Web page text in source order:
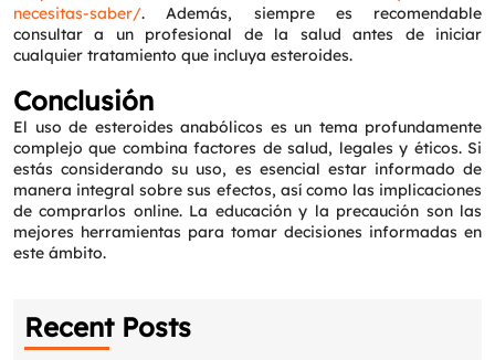
necesitas-saber/. Además, siempre es recomendable
consultar a un profesional de la salud antes de iniciar
cualquier tratamiento que incluya esteroides.
Conclusión
El uso de esteroides anabólicos es un tema profundamente
complejo que combina factores de salud, legales y éticos. Si
estás considerando su uso, es esencial estar informado de
manera integral sobre sus efectos, así como las implicaciones
de comprarlos online. La educación y la precaución son las
mejores herramientas para tomar decisiones informadas en
este ámbito.
Recent Posts